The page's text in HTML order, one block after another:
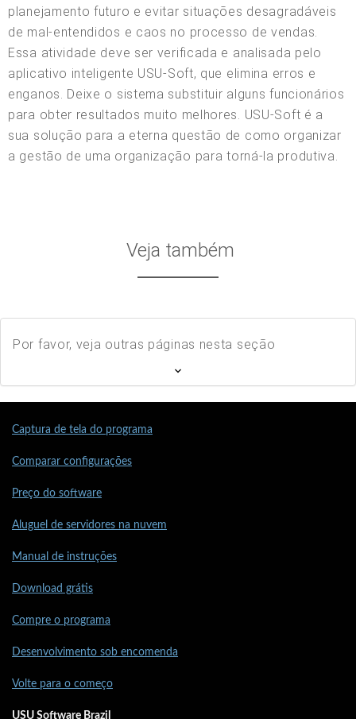
planejamento futuro e evitar situações desagradáveis
de mal-entendidos e caos no processo de vendas.
Essa atividade deve ser verificada e analisada pelo
aplicativo inteligente USU-Soft, que elimina erros e
enganos. Deixe o sistema substituir alguns funcionários
para obter resultados muito melhores. USU-Soft é a
sua solução para a eterna questão de como organizar
a gestão de uma organização para torná-la produtiva.
Veja também
Por favor, veja outras páginas nesta seção
Captura de tela do programa
Comparar configurações
Preço do software
Aluguel de servidores na nuvem
Manual de instruções
Download grátis
Compre o programa
Desenvolvimento sob encomenda
Volte para o começo
USU Software Brazil